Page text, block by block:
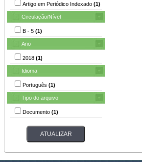
Artigo em Periódico Indexado (1)
Circulação/Nível
B - 5 (1)
Ano
2018 (1)
Idioma
Português (1)
Tipo do arquivo
Documento (1)